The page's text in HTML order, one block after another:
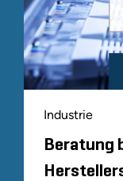
Industrie
Beratung